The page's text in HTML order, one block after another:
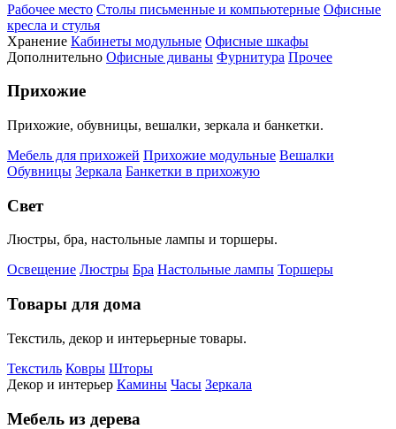
Рабочее место Столы письменные и компьютерные Офисные
кресла и стулья
Хранение Кабинеты модульные Офисные шкафы
Дополнительно Офисные диваны Фурнитура Прочее
Прихожие
Прихожие, обувницы, вешалки, зеркала и банкетки.
Мебель для прихожей Прихожие модульные Вешалки
Обувницы Зеркала Банкетки в прихожую
Свет
Люстры, бра, настольные лампы и торшеры.
Освещение Люстры Бра Настольные лампы Торшеры
Товары для дома
Текстиль, декор и интерьерные товары.
Текстиль Ковры Шторы
Декор и интерьер Камины Часы Зеркала
Мебель из дерева